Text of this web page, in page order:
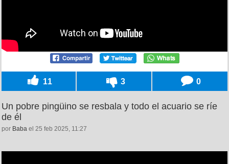
11 3 0
Un pobre pingüino se resbala y todo el acuario se ríe
de él
por Baba el 25 feb 2025, 11:27